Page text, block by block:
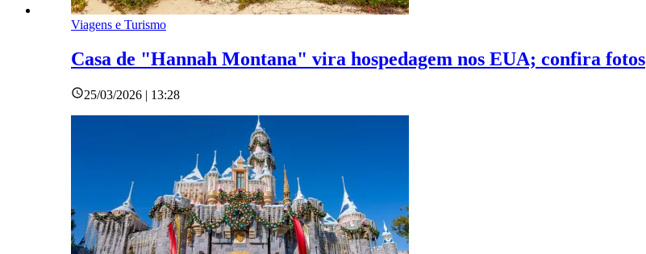
Viagens e Turismo
Casa de "Hannah Montana" vira hospedagem nos EUA; confira fotos
25/03/2026 | 13:28